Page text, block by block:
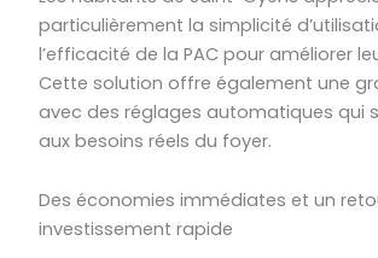
particulièrement la simplicité
l’efficacité de la PAC pour améliorer
Cette solution offre également une
avec des réglages automatiques qui
aux besoins réels du foyer.
Des économies immédiates et un
investissement rapide